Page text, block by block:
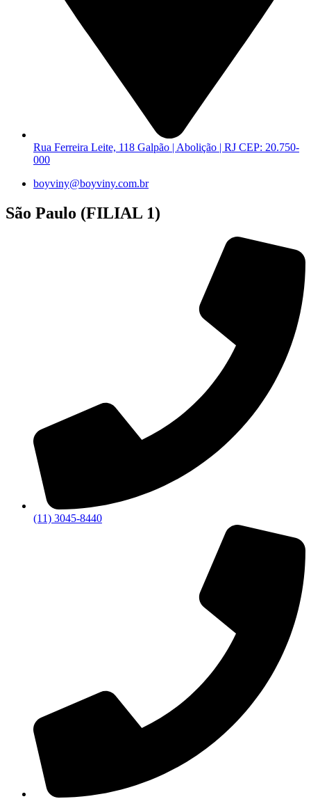
Rua Ferreira Leite, 118 Galpão | Abolição | RJ CEP: 20.750-
000
boyviny@boyviny.com.br
São Paulo (FILIAL 1)
(11) 3045-8440